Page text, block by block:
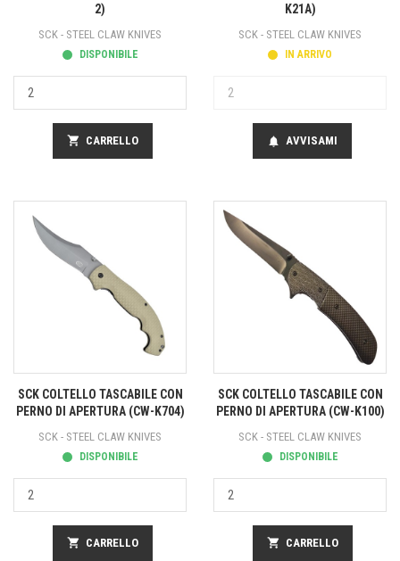
2)
SCK - STEEL CLAW KNIVES
DISPONIBILE
shopping_cart CARRELLO
K21A)
SCK - STEEL CLAW KNIVES
IN ARRIVO
notifications AVVISAMI
SCK COLTELLO TASCABILE CON
PERNO DI APERTURA (CW-K704)
SCK - STEEL CLAW KNIVES
DISPONIBILE
shopping_cart CARRELLO
SCK COLTELLO TASCABILE CON
PERNO DI APERTURA (CW-K100)
SCK - STEEL CLAW KNIVES
DISPONIBILE
shopping_cart CARRELLO